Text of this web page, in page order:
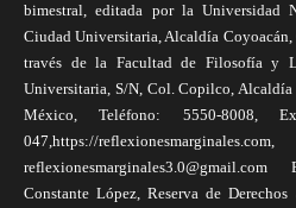
bimestral, editada por la Universidad
Ciudad Universitaria, Alcaldía
través de la Facultad de Filosofía y
Universitaria, S/N, Col. Copilco, Alcaldía
México, Teléfono: 5550-8008,
047,https://reflexionesmarginales.com,
Constante López, Reserva de